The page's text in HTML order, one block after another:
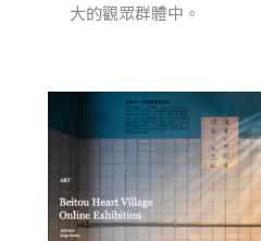
大的觀眾群體中。